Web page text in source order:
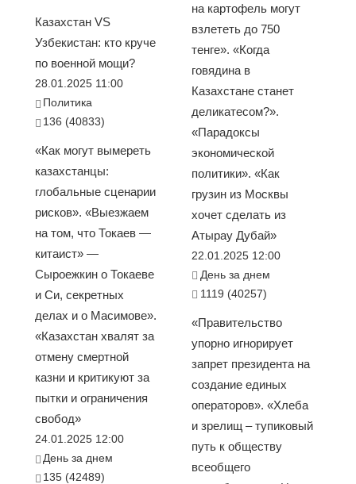
Казахстан VS
Узбекистан: кто круче
по военной мощи?
28.01.2025 11:00
Политика
136 (40833)
«Как могут вымереть
казахстанцы:
глобальные сценарии
рисков». «Выезжаем
на том, что Токаев —
китаист» —
Сыроежкин о Токаеве
и Си, секретных
делах и о Масимове».
«Казахстан хвалят за
отмену смертной
казни и критикуют за
пытки и ограничения
свобод»
24.01.2025 12:00
День за днем
135 (42489)
на картофель могут
взлететь до 750
тенге». «Когда
говядина в
Казахстане станет
деликатесом?».
«Парадоксы
экономической
политики». «Как
грузин из Москвы
хочет сделать из
Атырау Дубай»
22.01.2025 12:00
День за днем
1119 (40257)
«Правительство
упорно игнорирует
запрет президента на
создание единых
операторов». «Хлеба
и зрелищ – тупиковый
путь к обществу
всеобщего